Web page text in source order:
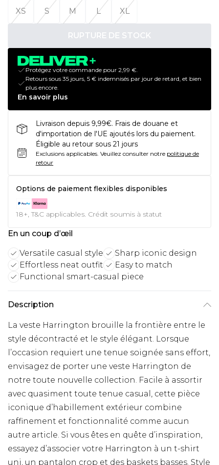
XS
S M L XL
RUPTURE DE STOCK
Protégez votre commande pour 2,99 €.
Retours sous 35 jours, 5 € indemnisés par jour de retard, et bien
plus encore.
En savoir plus
Livraison depuis 9,99€. Frais de douane et
d'importation de l'UE ajoutés lors du paiement.
Éligible au retour sous 21 jours
Exclusions applicables. Veuillez consulter notre politique de
retour
Options de paiement flexibles disponibles
18+, T&C applicables. Crédit soumis à statut
En un coup d’œil
Versatile casual style
Sharp iconic design
Effortless neat outfit
Easy to match
Functional smart-casual piece
Description
La veste Harrington brouille la frontière entre le
style décontracté et le style élégant. Lorsque
l’occasion requiert une tenue soignée sans effort,
envisagez de porter une veste Harrington de
notre toute nouvelle collection. Facile à assortir
avec quasiment toute tenue casual, cette pièce
iconique d’habillement extérieur combine
raffinement et fonctionnalité comme aucun
autre article. Si vous êtes en quête d’inspiration,
essayez d’associer votre Harrington à un t-shirt
uni, un pantalon crop et des baskets basses. Style